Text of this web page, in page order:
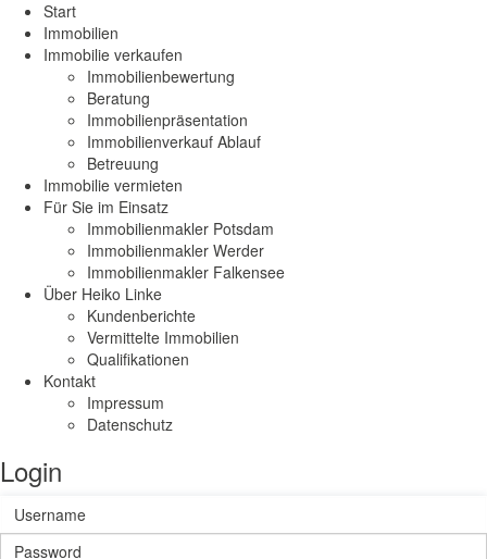
Start
Immobilien
Immobilie verkaufen
Immobilienbewertung
Beratung
Immobilienpräsentation
Immobilienverkauf Ablauf
Betreuung
Immobilie vermieten
Für Sie im Einsatz
Immobilienmakler Potsdam
Immobilienmakler Werder
Immobilienmakler Falkensee
Über Heiko Linke
Kundenberichte
Vermittelte Immobilien
Qualifikationen
Kontakt
Impressum
Datenschutz
Login